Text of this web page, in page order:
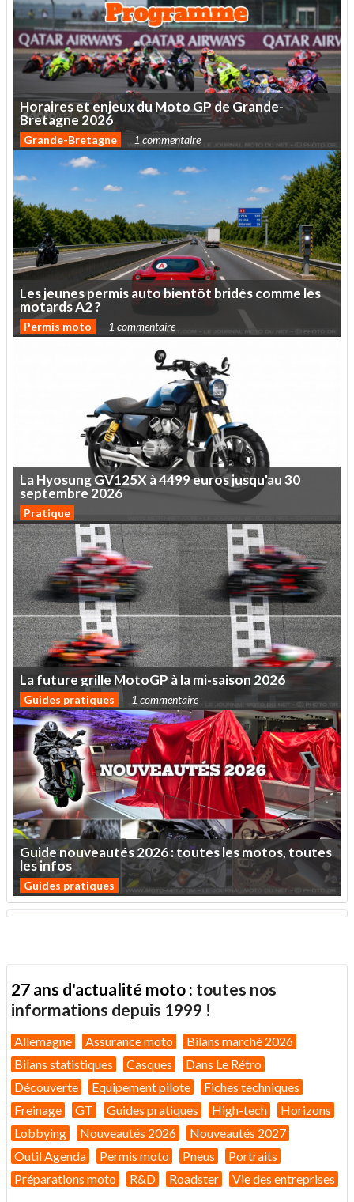
HorairesetenjeuxduMotoGPdeGrande-
Bretagne 2026
Grande-Bretagne 1 commentaire
Lesjeunespermisautobientôt bridéscommeles
motardsA2?
Permis moto 1 commentaire
LaHyosungGV125X à4499eurosjusqu'au30
septembre2026
Pratique
Lafuturegrille MotoGP àlami-saison 2026
Guides pratiques 1 commentaire
Guidenouveautés2026:touteslesmotos,toutes
lesinfos
Guides pratiques
27 ans d'actualité moto : toutes nos
informations depuis 1999 !
Allemagne Assurance moto
Bilans marché 2026
Bilans statistiques
Casques
Dans Le Rétro
Découverte
Equipement pilote
Fiches techniques
Freinage
GT Guides pratiques High-tech
Horizons
Lobbying
Nouveautés 2026
Nouveautés 2027
Outil Agenda
Permis moto Pneus
Portraits
Préparations moto
R&D Roadster Vie des entreprises